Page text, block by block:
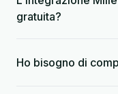
gratuita?
Ho bisogno di